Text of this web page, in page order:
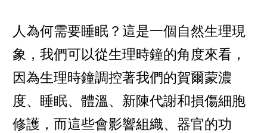
人為何需要睡眠？這是一個自然生理現
象，我們可以從生理時鐘的角度來看，
因為生理時鐘調控著我們的賀爾蒙濃
度、睡眠、體溫、新陳代謝和損傷細胞
修護，而這些會影響組織、器官的功